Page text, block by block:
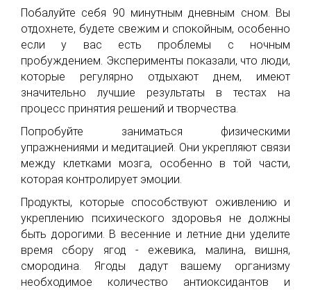
Побалуйте себя 90 минутным дневным сном. Вы
отдохнете, будете свежим и спокойным, особенно
если у вас есть проблемы с ночным
пробуждением. Эксперименты показали, что люди,
которые регулярно отдыхают днем, имеют
значительно лучшие результаты в тестах на
процесс принятия решений и творчества.
Попробуйте заниматься физическими
упражнениями и медитацией. Они укрепляют связи
между клетками мозга, особенно в той части,
которая контролирует эмоции.
Продукты, которые способствуют оживлению и
укреплению психического здоровья не должны
быть дорогими. В весенние и летние дни уделите
время сбору ягод - ежевика, малина, вишня,
смородина. Ягоды дадут вашему организму
необходимое количество антиоксидантов и